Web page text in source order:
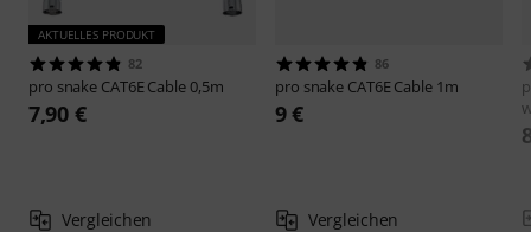
AKTUELLES PRODUKT
82
pro snake CAT6E Cable 0,5m
7,90 €
Vergleichen
86
pro snake CAT6E Cable 1m
9 €
Vergleichen